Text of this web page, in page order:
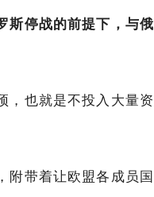
斯停战的前提下，与俄
，也就是不投入大量资
附带着让欧盟各成员国